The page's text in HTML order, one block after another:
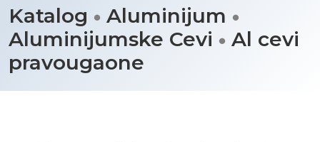
Katalog
Aluminijum
Aluminijumske Cevi
Al cevi
pravougaone